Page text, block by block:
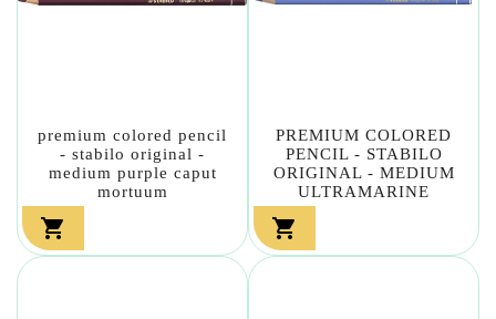
premium colored pencil
- stabilo original -
medium purple caput
mortuum

PREMIUM COLORED
PENCIL - STABILO
ORIGINAL - MEDIUM
ULTRAMARINE
